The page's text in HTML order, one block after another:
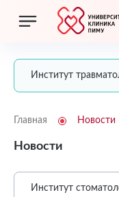
Институт
Главная Новости
Новости
Институт